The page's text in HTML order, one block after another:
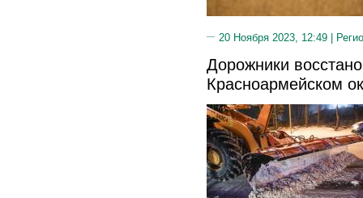
20 Ноября 2023, 12:49 |
Дорожники
Красноармейском